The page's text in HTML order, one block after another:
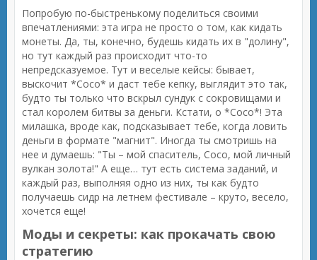
Попробую по-быстренькому поделиться своими
впечатлениями: эта игра не просто о том, как кидать
монеты. Да, ты, конечно, будешь кидать их в "долину",
но тут каждый раз происходит что-то
непредсказуемое. Тут и веселые кейсы: бывает,
выскочит *Coco* и даст тебе кепку, выглядит это так,
будто ты только что вскрыл сундук с сокровищами и
стал королем битвы за деньги. Кстати, о *Coco*! Эта
милашка, вроде как, подсказывает тебе, когда ловить
деньги в формате "магнит". Иногда ты смотришь на
нее и думаешь: "Ты – мой спаситель, Coco, мой личный
вулкан золота!" А еще… тут есть система заданий, и
каждый раз, выполняя одно из них, ты как будто
получаешь сидр на летнем фестивале – круто, весело,
хочется еще!
Моды и секреты: как прокачать свою
стратегию